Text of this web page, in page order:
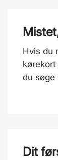
Hvis du
du søge
Dit